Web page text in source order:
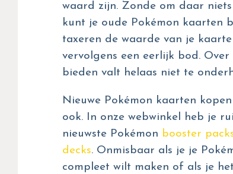
waard zijn. Zonde om daar
kunt je oude Pokémon kaarten
taxeren de waarde van je
vervolgens een eerlijk bod.
bieden valt helaas niet te
Nieuwe Pokémon kaarten
ook. In onze webwinkel heb je
nieuwste Pokémon booster
decks. Onmisbaar als je je
compleet wilt maken of als je